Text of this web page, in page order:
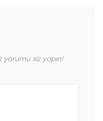
yorumu siz yapın!